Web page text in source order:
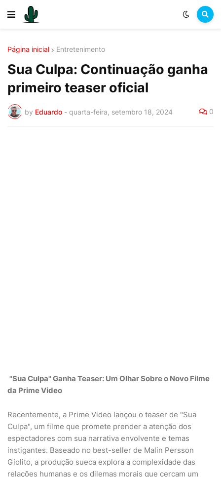
Página inicial Entretenimento
Sua Culpa: Continuação ganha
primeiro teaser oficial
by Eduardo - quarta-feira, setembro 18, 2024 0
"Sua Culpa" Ganha Teaser: Um Olhar Sobre o Novo Filme
da Prime Video
Recentemente, a Prime Video lançou o teaser de "Sua
Culpa", um filme que promete prender a atenção dos
espectadores com sua narrativa envolvente e temas
instigantes. Baseado no best-seller de Malin Persson
Giolito, a produção sueca explora a complexidade das
relações humanas e os dilemas morais que cercam um